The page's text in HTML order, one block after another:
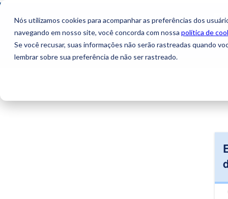
Nós utilizamos cookies para acompanhar as preferências dos
navegando em nosso site, você concorda com nossa política de
Se você recusar, suas informações não serão rastreadas quando
lembrar sobre sua preferência de não ser rastreado.